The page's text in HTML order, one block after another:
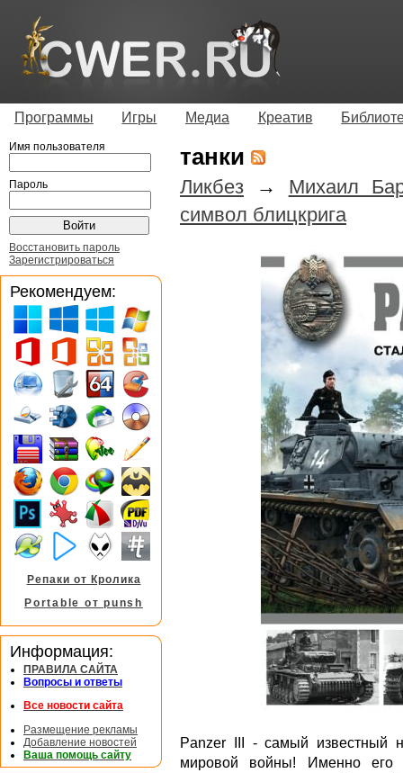
Программы Игры Медиа Креатив
танки
Ликбез → Михаил
символ блицкрига
Panzer III - самый известный
мировой войны! Именно его
Имя пользователя
Пароль
Восстановить пароль
Зарегистрироваться
Рекомендуем:
Репаки от Кролика
Portable от punsh
Информация:
ПРАВИЛА САЙТА
Вопросы и ответы
Все новости сайта
Размещение рекламы
Добавление новостей
Ваша помощь сайту